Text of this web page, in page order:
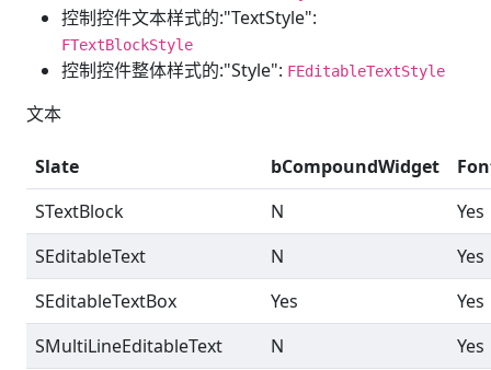
控制控件文本样式的:"TextStyle":
FTextBlockStyle
控制控件整体样式的:"Style": FEditableTextStyle
文本
Slate bCompoundWidget
STextBlock
N
Yes
SEditableText
N
Yes
SEditableTextBox
Yes
Yes
SMultiLineEditableText
N
Yes